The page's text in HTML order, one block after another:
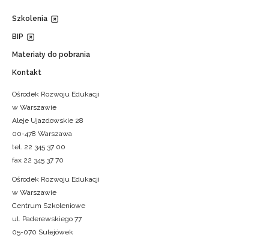
Szkolenia
BIP
Materiały do pobrania
Kontakt
Ośrodek Rozwoju Edukacji
w Warszawie
Aleje Ujazdowskie 28
00-478 Warszawa
tel. 22 345 37 00
fax 22 345 37 70
Ośrodek Rozwoju Edukacji
w Warszawie
Centrum Szkoleniowe
ul. Paderewskiego 77
05-070 Sulejówek